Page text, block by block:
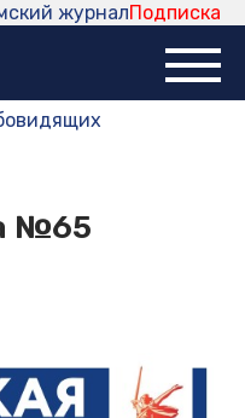
Подписка
журнал
№65